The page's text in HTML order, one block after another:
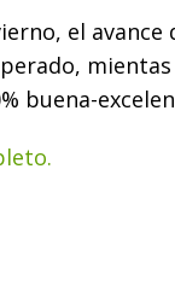
el avance
buena-